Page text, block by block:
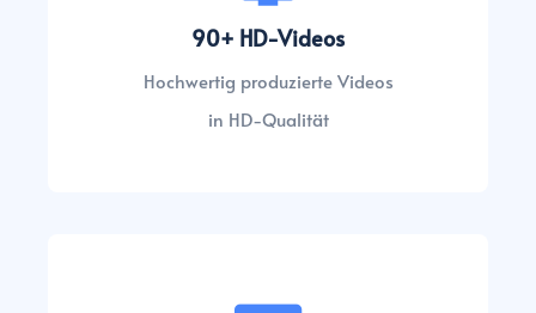
90+ HD-Videos
Hochwertig produzierte Videos
in HD-Qualität